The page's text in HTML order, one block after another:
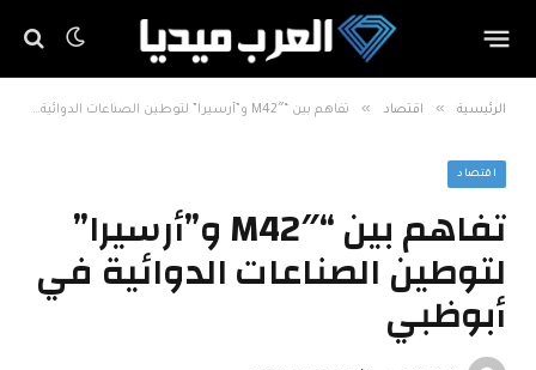
الرئيسية » اقتصاد » تفاهم بين “M42″ و”أرسيرا” لتوطين الصناعات الدوائية في أبوظبي
اقتصاد
تفاهم بين “M42″ و”أرسيرا”
لتوطين الصناعات الدوائية في
أبوظبي